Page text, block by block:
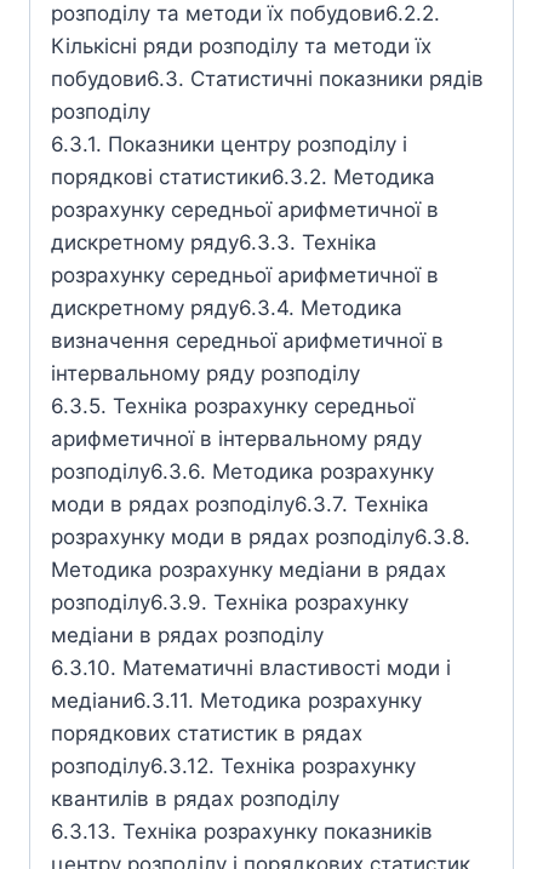
розподілу та методи їх побудови6.2.2.
Кількісні ряди розподілу та методи їх
побудови6.3. Статистичні показники рядів
розподілу
6.3.1. Показники центру розподілу і
порядкові статистики6.3.2. Методика
розрахунку середньої арифметичної в
дискретному ряду6.3.3. Техніка
розрахунку середньої арифметичної в
дискретному ряду6.3.4. Методика
визначення середньої арифметичної в
інтервальному ряду розподілу
6.3.5. Техніка розрахунку середньої
арифметичної в інтервальному ряду
розподілу6.3.6. Методика розрахунку
моди в рядах розподілу6.3.7. Техніка
розрахунку моди в рядах розподілу6.3.8.
Методика розрахунку медіани в рядах
розподілу6.3.9. Техніка розрахунку
медіани в рядах розподілу
6.3.10. Математичні властивості моди і
медіани6.3.11. Методика розрахунку
порядкових статистик в рядах
розподілу6.3.12. Техніка розрахунку
квантилів в рядах розподілу
6.3.13. Техніка розрахунку показників